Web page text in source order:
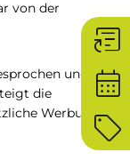
von der
und
die
Werbung.
article_shortcut
calendar_month
sell